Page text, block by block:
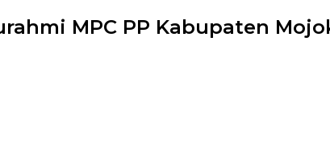
MPC PP Kabupaten